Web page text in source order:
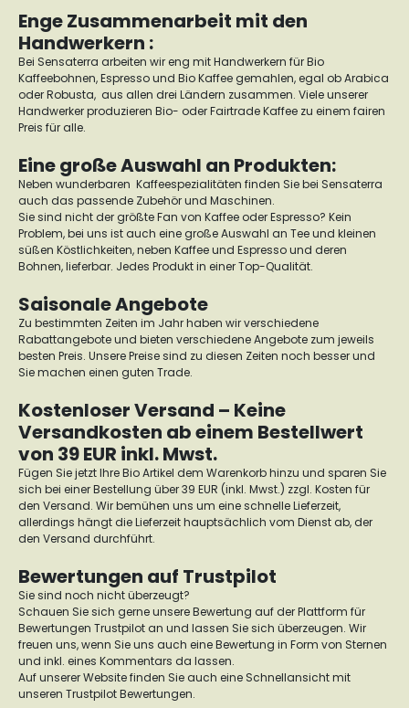
Enge Zusammenarbeit mit den
Handwerkern :
Bei Sensaterra arbeiten wir eng mit Handwerkern für Bio
Kaffeebohnen, Espresso und Bio Kaffee gemahlen, egal ob Arabica
oder Robusta, aus allen drei Ländern zusammen. Viele unserer
Handwerker produzieren Bio- oder Fairtrade Kaffee zu einem fairen
Preis für alle.
Eine große Auswahl an Produkten:
Neben wunderbaren Kaffeespezialitäten finden Sie bei Sensaterra
auch das passende Zubehör und Maschinen.
Sie sind nicht der größte Fan von Kaffee oder Espresso? Kein
Problem, bei uns ist auch eine große Auswahl an Tee und kleinen
süßen Köstlichkeiten, neben Kaffee und Espresso und deren
Bohnen, lieferbar. Jedes Produkt in einer Top-Qualität.
Saisonale Angebote
Zu bestimmten Zeiten im Jahr haben wir verschiedene
Rabattangebote und bieten verschiedene Angebote zum jeweils
besten Preis. Unsere Preise sind zu diesen Zeiten noch besser und
Sie machen einen guten Trade.
Kostenloser Versand – Keine
Versandkosten ab einem Bestellwert
von 39 EUR inkl. Mwst.
Fügen Sie jetzt Ihre Bio Artikel dem Warenkorb hinzu und sparen Sie
sich bei einer Bestellung über 39 EUR (inkl. Mwst.) zzgl. Kosten für
den Versand. Wir bemühen uns um eine schnelle Lieferzeit,
allerdings hängt die Lieferzeit hauptsächlich vom Dienst ab, der
den Versand durchführt.
Bewertungen auf Trustpilot
Sie sind noch nicht überzeugt?
Schauen Sie sich gerne unsere Bewertung auf der Plattform für
Bewertungen Trustpilot an und lassen Sie sich überzeugen. Wir
freuen uns, wenn Sie uns auch eine Bewertung in Form von Sternen
und inkl. eines Kommentars da lassen.
Auf unserer Website finden Sie auch eine Schnellansicht mit
unseren Trustpilot Bewertungen.